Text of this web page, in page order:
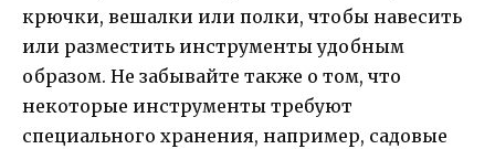
крючки, вешалки или полки, чтобы навесить
или разместить инструменты удобным
образом. Не забывайте также о том, что
некоторые инструменты требуют
специального хранения, например, садовые